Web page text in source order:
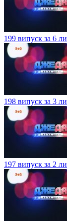
199 випуск за 6
198 випуск за 3
197 випуск за 2